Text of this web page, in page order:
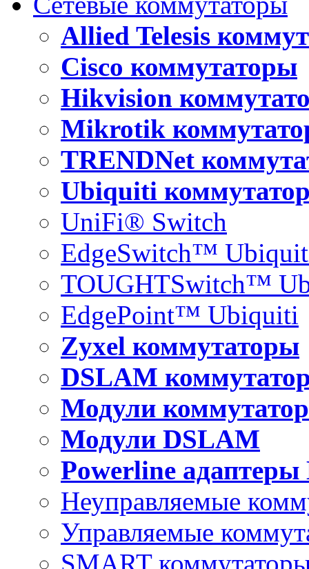
Allied Telesis
Cisco коммутаторы
Hikvision
Mikrotik
TRENDNet
Ubiquiti
UniFi® Switch
EdgeSwitch™
TOUGHTSwitch™
EdgePoint™ Ubiquiti
Zyxel коммутаторы
DSLAM
Модули
Модули DSLAM
Powerline адаптеры
Неуправляемые
Управляемые